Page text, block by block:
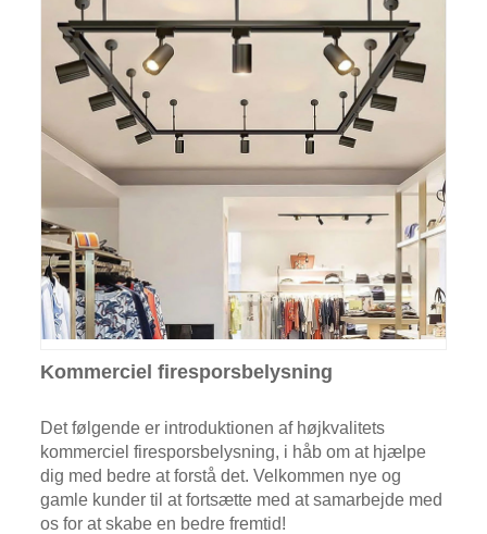
Kommerciel firesporsbelysning
Det følgende er introduktionen af ​​højkvalitets
kommerciel firesporsbelysning, i håb om at hjælpe
dig med bedre at forstå det. Velkommen nye og
gamle kunder til at fortsætte med at samarbejde med
os for at skabe en bedre fremtid!